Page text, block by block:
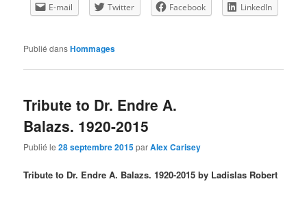
E-mail Twitter Facebook LinkedIn
Publié dansHommages
Tribute to Dr. Endre A.
Balazs. 1920-2015
Publié le28 septembre 2015parAlex Carisey
Tribute to Dr. Endre A. Balazs. 1920-2015 by Ladislas Robert